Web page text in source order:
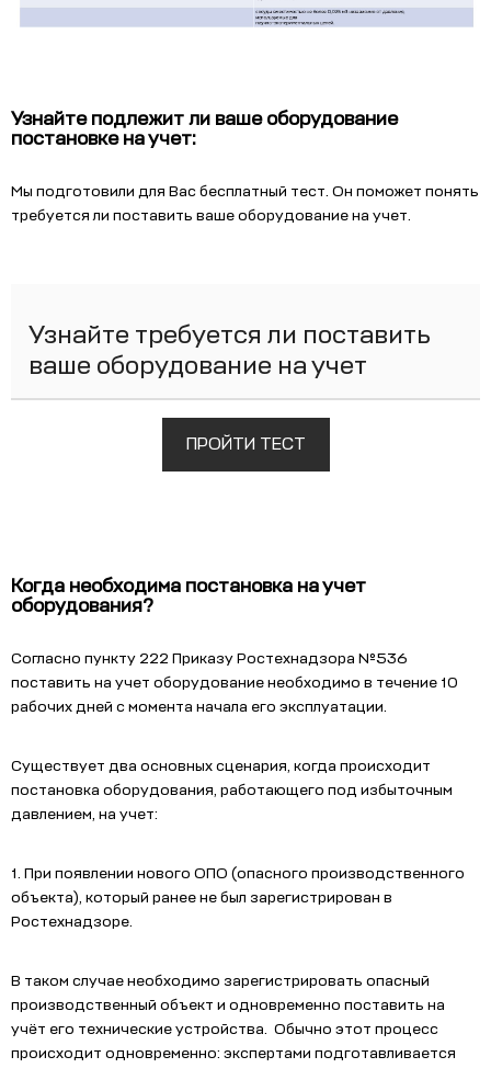
Узнайте подлежит ли ваше оборудование
постановке на учет:
Мы подготовили для Вас бесплатный тест. Он поможет понять
требуется ли поставить ваше оборудование на учет.
Узнайте требуется ли поставить
ваше оборудование на учет
ПРОЙТИ ТЕСТ
Когда необходима постановка на учет
оборудования?
Согласно пункту 222 Приказу Ростехнадзора №536
поставить на учет оборудование необходимо в течение 10
рабочих дней с момента начала его эксплуатации.
Существует два основных сценария, когда происходит
постановка оборудования, работающего под избыточным
давлением, на учет:
1. При появлении нового ОПО (опасного производственного
объекта), который ранее не был зарегистрирован в
Ростехнадзоре.
В таком случаенеобходимо зарегистрировать опасный
производственный объект и одновременно поставить на
учёт его технические устройства. Обычно этот процесс
происходит одновременно: экспертами подготавливается